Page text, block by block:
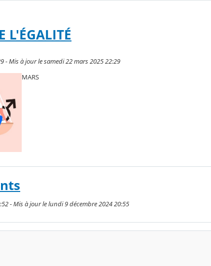
L'ÉGALITÉ
- Mis à jour le samedi 22 mars 2025 22:29
MARS
- Mis à jour le lundi 9 décembre 2024 20:55